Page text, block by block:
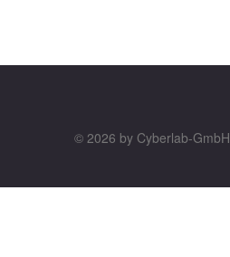
© 2026 by Cyberlab-GmbH